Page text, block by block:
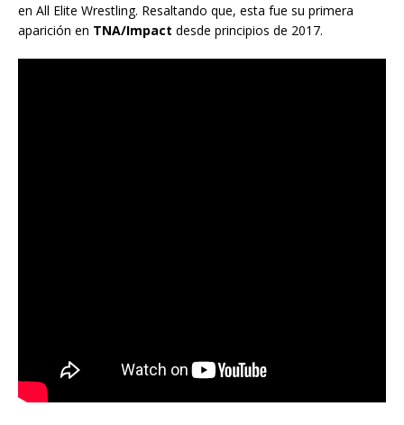
en All Elite Wrestling. Resaltando que, esta fue su primera
aparición en TNA/Impact desde principios de 2017.